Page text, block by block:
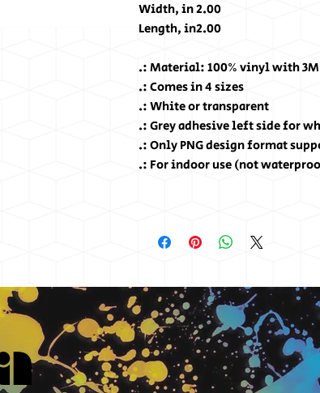
Width, in2.00
Length, in2.00
.: Material: 100% vinyl with
.: Comes in 4 sizes
.: White or transparent
.: Grey adhesive left side for
.: Only PNG design format
.: For indoor use (not